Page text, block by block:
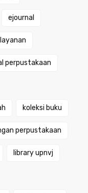
ejournal
perpustakaan
koleksi buku
perpustakaan
library upnvj